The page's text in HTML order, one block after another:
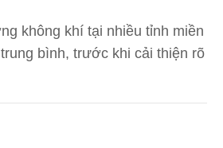
không khí tại nhiều tỉnh miền
bình, trước khi cải thiện rõ